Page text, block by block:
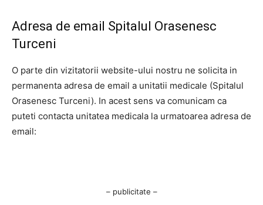
Adresa de email Spitalul Orasenesc
Turceni
O parte din vizitatorii website-ului nostru ne solicita in
permanenta adresa de email a unitatii medicale (Spitalul
Orasenesc Turceni). In acest sens va comunicam ca
puteti contacta unitatea medicala la urmatoarea adresa de
email:
– publicitate –